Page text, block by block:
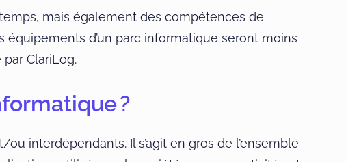
mais également des compétences de
équipements d’un parc informatique seront moins
par ClariLog.
?
interdépendants. Il s’agit en gros de l’ensemble